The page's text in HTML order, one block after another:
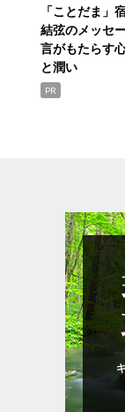
「ことだま」
結弦のメッセ
言がもたらす
と潤い
PR